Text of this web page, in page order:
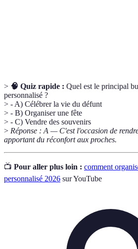
> 🧠 Quiz rapide : Quel est le principal
personnalisé ?
> - A) Célébrer la vie du défunt
> - B) Organiser une fête
> - C) Vendre des souvenirs
> Réponse : A — C'est l'occasion de
apportant du réconfort aux proches.
📺 Pour aller plus loin : comment
personnalisé 2026 sur YouTube